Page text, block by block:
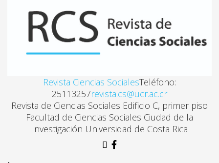
Ana Isla
HACIA UN ESTUDIO MARXIANO DEL INTERNET
Christian Fuchs Traducción de Adrián Montero
LA EMERGENCIA DE LA MIRADA SOCIOLÓGICA:
Pablo E. Carballo Chaves
BANCA, SALUD Y ESTÍMULO DEL EMPLEO:
Revista Ciencias SocialesTeléfono:
25113257revista.cs@ucr.ac.cr
Revista de Ciencias Sociales Edificio C, primer piso
Facultad de Ciencias Sociales Ciudad de la
Investigación Universidad de Costa Rica